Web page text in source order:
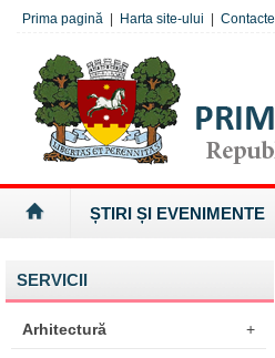
Prima pagină Harta site-ului Contacte
ȘTIRI ȘI EVENIMENTE
SERVICII
Arhitectură +